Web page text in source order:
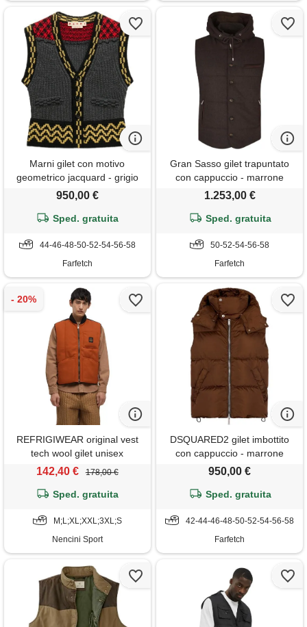
Marni gilet con motivo
geometrico jacquard - grigio
950,00 €
Sped. gratuita
44-46-48-50-52-54-56-58
Farfetch
Gran Sasso gilet trapuntato
con cappuccio - marrone
1.253,00 €
Sped. gratuita
50-52-54-56-58
Farfetch
REFRIGIWEAR original vest
tech wool gilet unisex
142,40 € 178,00 €
Sped. gratuita
M;L;XL;XXL;3XL;S
Nencini Sport
DSQUARED2 gilet imbottito
con cappuccio - marrone
950,00 €
Sped. gratuita
42-44-46-48-50-52-54-56-58
Farfetch